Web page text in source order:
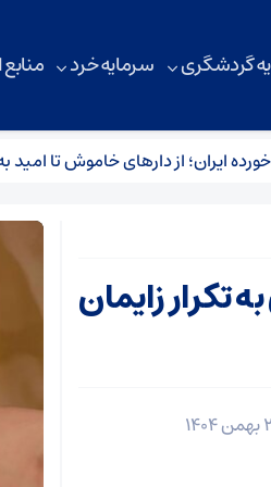
گردشگری سرمایه خرد
از دارهای خاموش تا امید به آینده
تکرار زایمان